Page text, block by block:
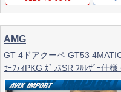
AMG
GT 4ドアクーペ GT53
ｾｰﾌﾃｨPKG ｶﾞﾗｽSR ﾌﾙﾚｻﾞｰ仕様
360°ｶﾒﾗ Burmesterｻｳﾝﾄﾞ ｴｱｻｽ